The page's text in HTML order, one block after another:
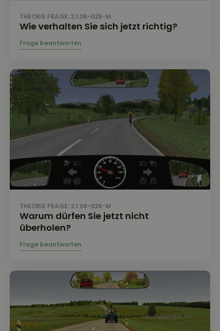
THEORIE FRAGE: 2.1.06-025-M
Wie verhalten Sie sich jetzt richtig?
THEORIE FRAGE: 2.1.06-026-M
Warum dürfen Sie jetzt nicht
überholen?